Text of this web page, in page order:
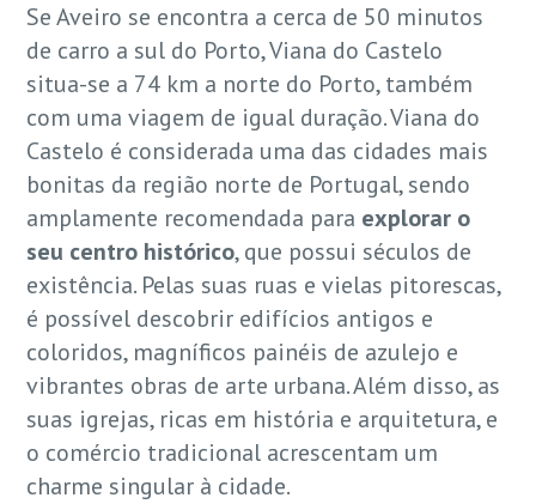
Se Aveiro se encontra a cerca de 50 minutos
de carro a sul do Porto, Viana do Castelo
situa-se a 74 km a norte do Porto, também
com uma viagem de igual duração. Viana do
Castelo é considerada uma das cidades mais
bonitas da região norte de Portugal, sendo
amplamente recomendada para explorar o
seu centro histórico, que possui séculos de
existência. Pelas suas ruas e vielas pitorescas,
é possível descobrir edifícios antigos e
coloridos, magníficos painéis de azulejo e
vibrantes obras de arte urbana. Além disso, as
suas igrejas, ricas em história e arquitetura, e
o comércio tradicional acrescentam um
charme singular à cidade.